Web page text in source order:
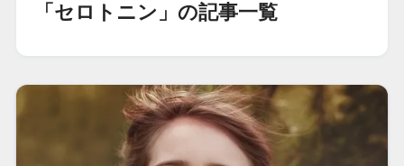
「セロトニン」の記事一覧